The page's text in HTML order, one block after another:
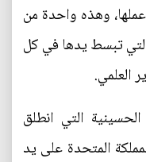
وهذه واحدة من
تبسط يدها في كل
العلمي.
التي انطلق
عام 1987م من المملكة المتحدة على يد